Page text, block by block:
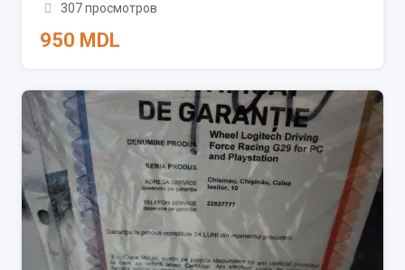
307 просмотров
950 MDL